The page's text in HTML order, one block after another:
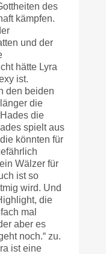
des
kämpfen.
und der
hätte Lyra
ist.
den beiden
die
die
spielt aus
könnten für
Wälzer für
ist so
wird. Und
die
mal
aber es
noch.“ zu.
ist eine